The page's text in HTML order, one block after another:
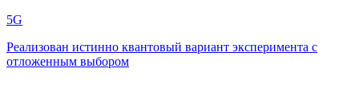
5G
Реализован истинно квантовый вариант эксперимента с
отложенным выбором